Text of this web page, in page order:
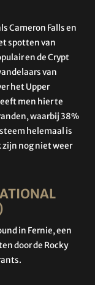
Cameron Falls en
spotten van
en de Crypt
van
het Upper
men hier te
waarbij 38%
helemaal is
zijn nog niet weer
in Fernie, een
door de Rocky